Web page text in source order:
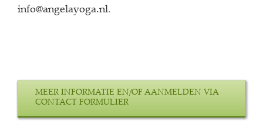
info@angelayoga.nl.
MEER INFORMATIE EN/OF AANMELDEN VIA
CONTACT FORMULIER